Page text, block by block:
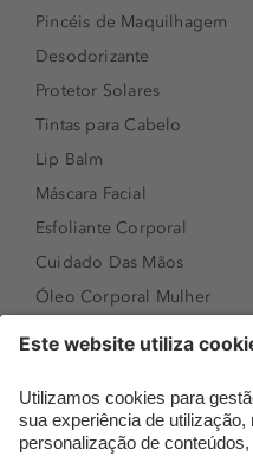
Pincéis de Maquilhagem
Desodorizante
Protetor Solares
Tintas para Cabelo
Lip Balm
Máscara Facial
Esfoliante Corporal
Cuidado Das Mãos
Óleo Corporal Mulher
Sérum de Rosto
Body mist & Spray